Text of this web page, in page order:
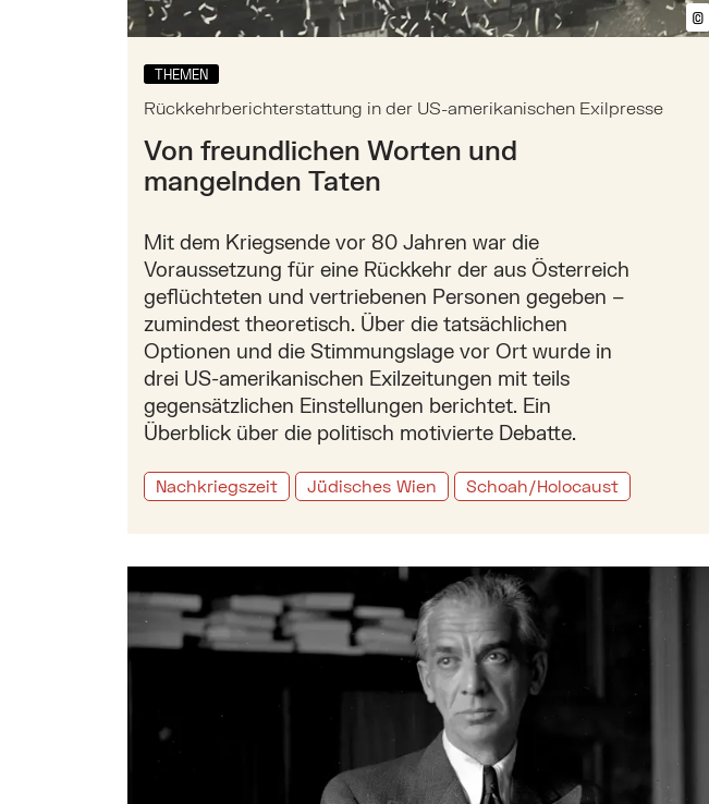
©
THEMEN
Rückkehrberichterstattung in der US-amerikanischen Exilpresse
Von freundlichen Worten und
mangelnden Taten
Mit dem Kriegsende vor 80 Jahren war die
Voraussetzung für eine Rückkehr der aus Österreich
geflüchteten und vertriebenen Personen gegeben –
zumindest theoretisch. Über die tatsächlichen
Optionen und die Stimmungslage vor Ort wurde in
drei US-amerikanischen Exilzeitungen mit teils
gegensätzlichen Einstellungen berichtet. Ein
Überblick über die politisch motivierte Debatte.
Nachkriegszeit Jüdisches Wien Schoah/Holocaust
Mehr zu: Peter Payer über Ludwig Hirschfeld